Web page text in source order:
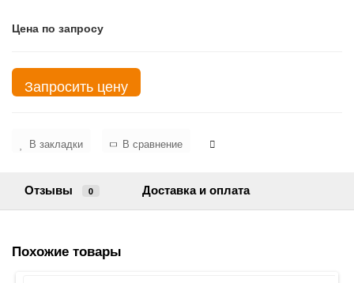
Цена по запросу
Запросить цену
В закладки В сравнение
Отзывы 0 Доставка и оплата
Похожие товары